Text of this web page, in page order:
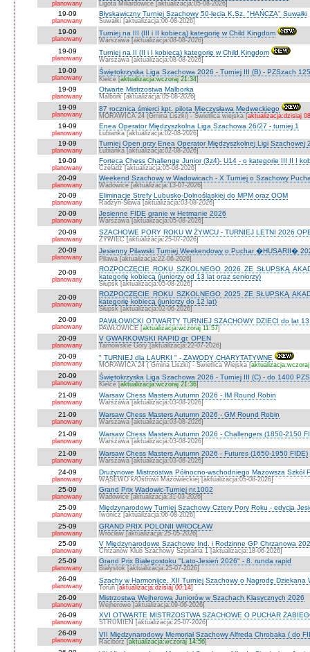
planowany Ligota Miliardowice [aktualizacja:05-08-2026]
19-09
planowany
Błyskawiczny Turniej Szachowy 50-lecia K.Sz. "HAŃCZA" Suwałki
Suwałki [aktualizacja:06-08-2026]
19-09
planowany
Turniej na III (III i II kobiecą) kategorię w Child Kingdom
Warszawa [aktualizacja:08-08-2026]
19-09
planowany
Turniej na II (II i I kobiecą) kategorię w Child Kingdom
Warszawa [aktualizacja:08-08-2026]
19-09
planowany
Świętokrzyska Liga Szachowa 2026 - Turniej III (B) - PZSzach
Kielce [aktualizacja:wczoraj 21:34]
19-09
planowany
Otwarte Mistrzostwa Malborka
Malbork [aktualizacja:05-08-2026]
19-09
planowany
87 rocznica śmierci kpt. pilota Mieczysława Medweckiego
MORAWICA 24 (Gmina Liszki) - Świetlica wiejska [aktualizacja:dzisiaj
19-09
planowany
Enea Operator Międzyszkolna Liga Szachowa 26/27 - turniej 1
Łubianka [aktualizacja:02-08-2026]
19-09
planowany
Turniej Open przy Enea Operator Międzyszkolnej Ligi Szachowej
Łubianka [aktualizacja:02-08-2026]
19-09
planowany
Forteca Chess Challenge Junior (3z4)- U14 - o kategorie III II I
Czeladź [aktualizacja:05-08-2026]
20-09
planowany
Weekend Szachowy w Wadowicach - X Turniej o Szachowy
Wadowice [aktualizacja:13-07-2026]
20-09
planowany
Eliminacje Strefy Lubusko-Dolnośląskiej do MPM oraz OOM
Radzyn-Sława [aktualizacja:03-08-2026]
20-09
planowany
Jesienne FIDE granie w Hetmanie 2026
Warszawa [aktualizacja:05-08-2026]
20-09
planowany
SZACHOWE PORY ROKU W ŻYWCU - TURNIEJ LETNI 2026
ŻYWIEC [aktualizacja:25-07-2026]
20-09
planowany
Jesienny Pilawski Turniej Weekendowy o Puchar �HUSARII�
Pilawa [aktualizacja:22-06-2026]
20-09
planowany
ROZPOCZĘCIE ROKU SZKOLNEGO 2026 ZE SŁUPSKĄ
kategorię kobiecą (juniorzy od 13 lat oraz seniorzy)
Słupsk [aktualizacja:05-08-2026]
20-09
planowany
ROZPOCZĘCIE ROKU SZKOLNEGO 2025 ZE SŁUPSKĄ
kategorię kobiecą (juniorzy do 12 lat)
Słupsk [aktualizacja:02-06-2026]
20-09
planowany
PAWŁOWICKI OTWARTY TURNIEJ SZACHOWY DZIECI do lat
PAWŁOWICE [aktualizacja:wczoraj 11:57]
20-09
planowany
V GWARKOWSKI RAPID gr. OPEN
Tarnowskie Góry [aktualizacja:22-07-2026]
20-09
planowany
" TURNIEJ dla LAURKI " - ZAWODY CHARYTATYWNE
MORAWICA 24 ( Gmina Liszki) - Świetlica Wiejska [
20-09
planowany
Świętokrzyska Liga Szachowa 2026 - Turniej III (C) - do 1400
Kielce [aktualizacja:wczoraj 21:36]
21-09
planowany
Warsaw Chess Masters Autumn 2026 - IM Round Robin
Warszawa [aktualizacja:03-08-2026]
21-09
planowany
Warsaw Chess Masters Autumn 2026 - GM Round Robin
Warszawa [aktualizacja:03-08-2026]
21-09
planowany
Warsaw Chess Masters Autumn 2026 - Challengers (1850-2150
Warszawa [aktualizacja:03-08-2026]
21-09
planowany
Warsaw Chess Masters Autumn 2026 - Futures (1650-1950 FIDE)
Warszawa [aktualizacja:03-08-2026]
24-09
planowany
Drużynowe Mistrzostwa Północno-wschodniego Mazowsza Szkół
WĄSEWO k/Ostrowi Mazowieckiej [aktualizacja:05-08-2026]
25-09
planowany
Grand Prix Wadowic-Turniej nr.1002
Wadowice [aktualizacja:31-03-2026]
25-09
planowany
Międzynarodowy Turniej Szachowy Cztery Pory Roku - edycja
Iwonicz [aktualizacja:06-08-2026]
25-09
planowany
GRAND PRIX POLONII WROCŁAW
Wrocław [aktualizacja:25-05-2026]
25-09
planowany
V Międzynarodowe Szachowe Ind. i Rodzinne GP Chrzanowa
Chrzanów Klub Szachowy Szpitalna 1 [aktualizacja:18-06-2026]
25-09
planowany
Grand Prix Białegostoku "Lato-Jesień 2026" - 8. runda rapid
Białystok [aktualizacja:25-07-2026]
26-09
planowany
Szachy w Harmonijce. XII Turniej Szachowy o Nagrodę Dziekana
Toruń [aktualizacja:dzisiaj 00:14]
26-09
planowany
Mistrzostwa Wejherowa Juniorów w Szachach Klasycznych 2026
Wejherowo [aktualizacja:09-06-2026]
26-09
planowany
XVI OTWARTE MISTRZOSTWA SZACHOWE O PUCHAR
STRUMIEŃ [aktualizacja:25-07-2026]
26-09
planowany
VII Międzynarodowy Memoriał Szachowy Alfreda Chrobaka ( do
Racibórz [aktualizacja:wczoraj 14:56]